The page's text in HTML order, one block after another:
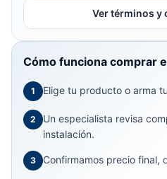
Ver términos y
Cómo funciona comprar
1 Elige tu producto o arma
2
Un especialista revisa
instalación.
3 Confirmamos precio final,